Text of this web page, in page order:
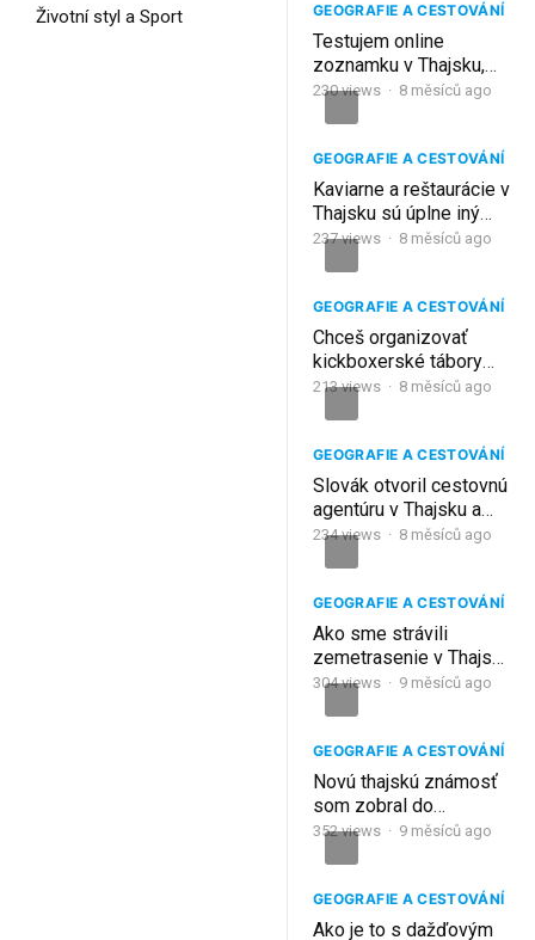
Životní styl a Sport GEOGRAFIE A CESTOVÁNÍ
Testujem online
zoznamku v Thajsku,
muži to tu majú ľahké |
230views · 8 měsíců ago
GEOGRAFIE A CESTOVÁNÍ
Kaviarne a reštaurácie v
Thajsku sú úplne iný
level | Pattaya, Thajsko
237views · 8 měsíců ago
GEOGRAFIE A CESTOVÁNÍ
Chceš organizovať
kickboxerské tábory
priamo v Thajsku? |
213views · 8 měsíců ago
GEOGRAFIE A CESTOVÁNÍ
Slovák otvoril cestovnú
agentúru v Thajsku a
pozval nás na exkurziu
234views · 8 měsíců ago
GEOGRAFIE A CESTOVÁNÍ
Ako sme strávili
zemetrasenie v Thajsku
s mjanmarskou
304views · 9 měsíců ago
GEOGRAFIE A CESTOVÁNÍ
Novú thajskú známosť
som zobral do
najväčšieho hotela v
352views · 9 měsíců ago
GEOGRAFIE A CESTOVÁNÍ
Ako je to s dažďovým